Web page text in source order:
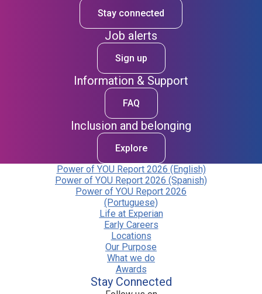
Stay connected
Job alerts
Sign up
Information & Support
FAQ
Inclusion and belonging
Explore
Power of YOU Report 2026 (English)
Power of YOU Report 2026 (Spanish)
Power of YOU Report 2026
(Portuguese)
Life at Experian
Early Careers
Locations
Our Purpose
What we do
Awards
Stay Connected